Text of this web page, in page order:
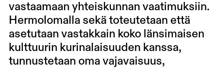
vastaamaan yhteiskunnan vaatimuksiin.
Hermolomalla sekä toteutetaan että
asetutaan vastakkain koko länsimaisen
kulttuurin kurinalaisuuden kanssa,
tunnustetaan oma vajavaisuus,